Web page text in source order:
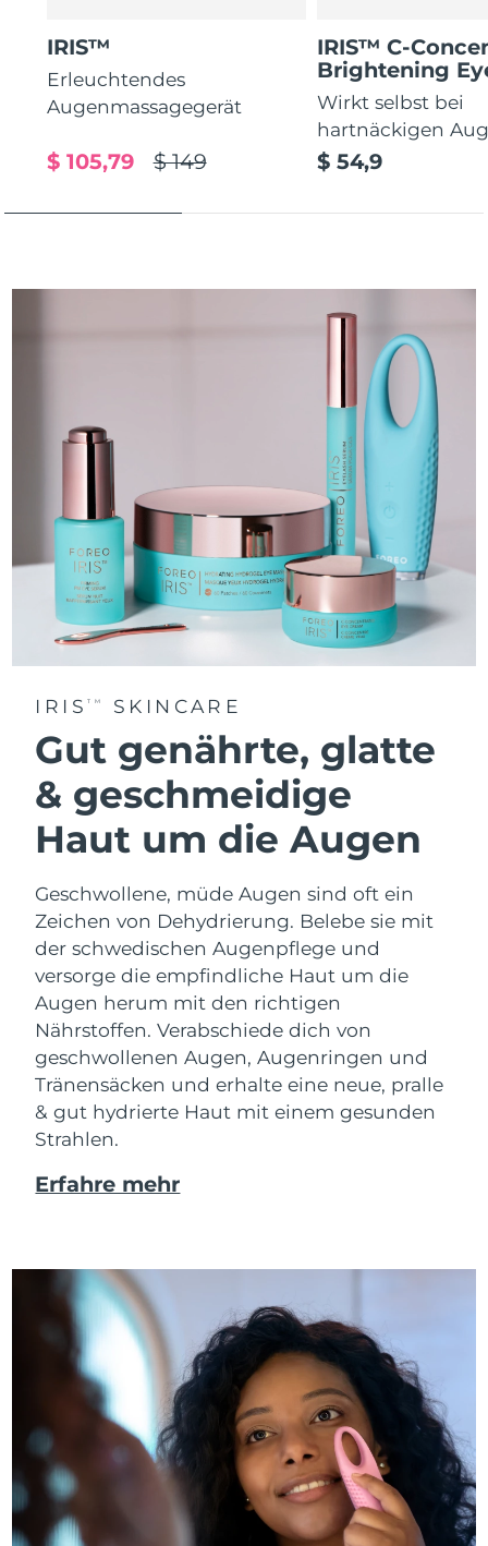
IRIS™
Erleuchtendes
Augenmassagegerät
$ 149
$ 105,79
IRIS™ C-
Brightening
Wirkt selbst bei
hartnäckigen
$ 54,9
IRISTM SKINCARE
Gut genährte, glatte
& geschmeidige
Haut um die Augen
Geschwollene, müde Augen sind oft ein
Zeichen von Dehydrierung. Belebe sie mit
der schwedischen Augenpflege und
versorge die empfindliche Haut um die
Augen herum mit den richtigen
Nährstoffen. Verabschiede dich von
geschwollenen Augen, Augenringen und
Tränensäcken und erhalte eine neue, pralle
& gut hydrierte Haut mit einem gesunden
Strahlen.
Erfahre mehr